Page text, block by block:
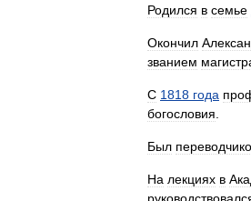
Родился в семье
Окончил
званием
С 1818 года
богословия
Был
На лекциях в